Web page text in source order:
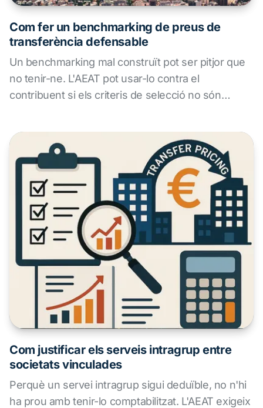
Com fer un benchmarking de preus de
transferència defensable
Un benchmarking mal construït pot ser pitjor que
no tenir-ne. L'AEAT pot usar-lo contra el
contribuent si els criteris de selecció no són
Com justificar els serveis intragrup entre
societats vinculades
Perquè un servei intragrup sigui deduïble, no n'hi
ha prou amb tenir-lo comptabilitzat. L'AEAT exigeix